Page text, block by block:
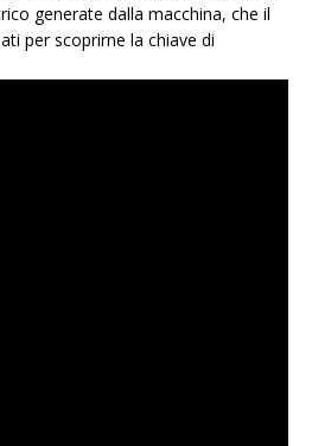
generate dalla macchina, che il
per scoprirne la chiave di